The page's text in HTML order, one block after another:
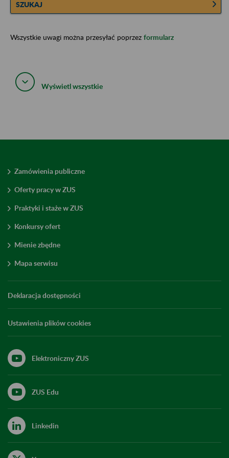
SZUKAJ
Wszystkie uwagi można przesyłać poprzez formularz
Wyświetl wszystkie
Zamówienia publiczne
Oferty pracy w ZUS
Praktyki i staże w ZUS
Konkursy ofert
Mienie zbędne
Mapa serwisu
Deklaracja dostępności
Ustawienia plików cookies
Elektroniczny ZUS
ZUS Edu
Linkedin